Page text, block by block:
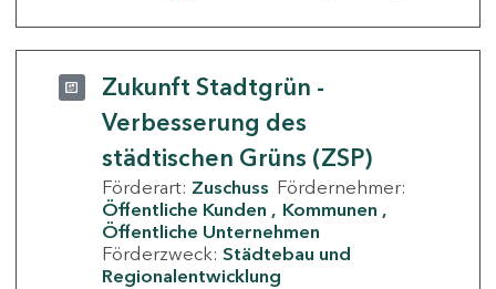
Zukunft Stadtgrün -
Verbesserung des
städtischen Grüns (ZSP)
Förderart: Zuschuss Fördernehmer:
Öffentliche Kunden
Kommunen
Öffentliche Unternehmen
Förderzweck: Städtebau und
Regionalentwicklung